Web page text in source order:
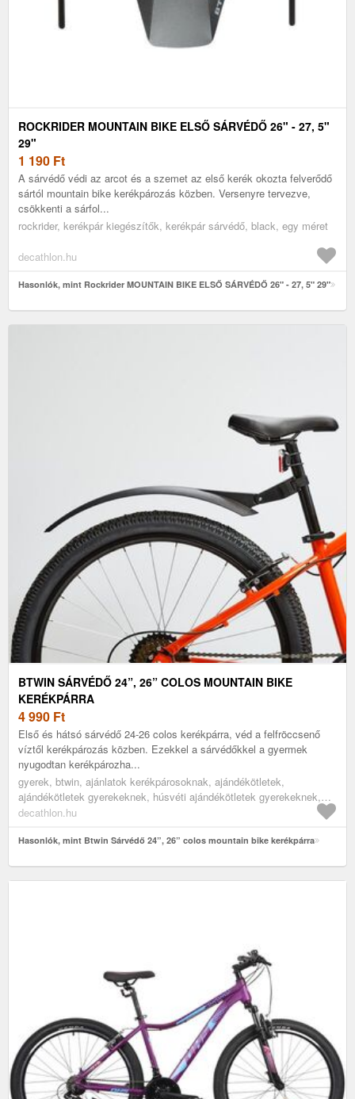
ROCKRIDER MOUNTAIN BIKE ELSŐ SÁRVÉDŐ 26" - 27, 5"
29"
1 190 Ft
A sárvédő védi az arcot és a szemet az első kerék okozta felverődő
sártól mountain bike kerékpározás közben. Versenyre tervezve,
csökkenti a sárfol...
rockrider, kerékpár kiegészítők, kerékpár sárvédő, black, egy méret
decathlon.hu
Hasonlók, mint Rockrider MOUNTAIN BIKE ELSŐ SÁRVÉDŐ 26" - 27, 5" 29"
BTWIN SÁRVÉDŐ 24”, 26” COLOS MOUNTAIN BIKE
KERÉKPÁRRA
4 990 Ft
Első és hátsó sárvédő 24-26 colos kerékpárra, véd a felfröccsenő
víztől kerékpározás közben. Ezekkel a sárvédőkkel a gyermek
nyugodtan kerékpározha...
gyerek, btwin, ajánlatok kerékpárosoknak, ajándékötletek,
ajándékötletek gyerekeknek, húsvéti ajándékötletek gyerekeknek,
black, egy méret
decathlon.hu
Hasonlók, mint Btwin Sárvédő 24”, 26” colos mountain bike kerékpárra